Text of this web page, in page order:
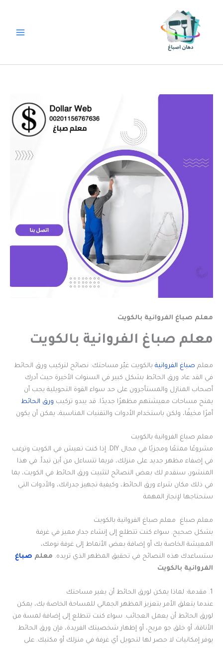
معلم صباغ الفروانية بالكويت
معلم صباغ الفروانية بالكويت
معلم صباغ الفروانية بالكويت غيّر مساحتك: نصائح لتركيب ورق الحائط
في القد عاد ورق الحائط بشكل كبير في السنوات الأخيرة حيث أدرك
أصحاب المنازل والمستأجرون على حد سواء القوة التحويلية يجب أن
يمنح مساحات معيشتهم مظهرًا جديدًا. قد يبدو تركيب ورق الحائط
أمرًا مخيفًا، ولكن باستخدام الأدوات والتقنيات المناسبة، يمكن أن يكون
معلم صباغ الفروانية بالكويت
مشروعًا ممتعًا ومجزيًا في مجال DIY. إذا كنت تعيش في الكويت وترغب
في إضفاء مظهر جديد على منزلك، فربما تتساءل من أين تبدأ. في هذا
المنشور، سنقدم لك بعض النصائح لتثبيت ورق الحائط في الكويت، بما
في ذلك مكان شراء ورق الحائط، وكيفية تجهيز جدرانك، والأدوات التي
ستحتاجها لإنجاز المهمة
معلم صباغ معلم صباغ الفروانية بالكويت
بشكل صحيح. سواء كنت تتطلع إلى إنشاء جدار مميز في غرفة
المعيشة الخاصة بك أو إضافة بعض الأنماط إلى غرفة نومك،
ستساعدك هذه النصائح في تحقيق المظهر الذي تريده. معلم صباغ
الفروانية بالكويت
1. مقدمة: لماذا يمكن لورق الحائط أن يغير مساحتك
عندما يتعلق الأمر بتعزيز المظهر الجمالي للمساحة الخاصة بك، يمكن
لورق الحائط أن يعمل العجائب. سواء كنت تتطلع إلى إضافة لمسة من
الأناقة، أو خلق جو مريح، أو إظهار شخصيتك الفريدة، فإن ورق الحائط
يوفر إمكانيات لا حصر لها لتحويل أي غرفة في منزلك أو مكتبك. على